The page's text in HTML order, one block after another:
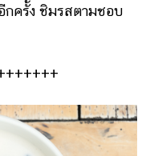
กครั้ง ชิมรสตามชอบ